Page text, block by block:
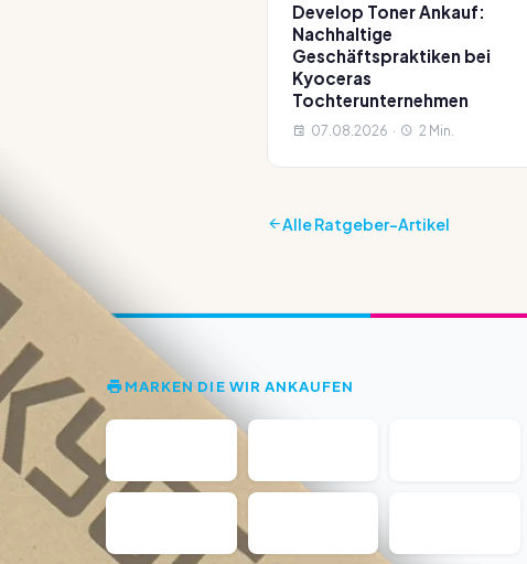
Develop Toner Ankauf:
Nachhaltige
Geschäftspraktiken bei
Kyoceras
Tochterunternehmen
07.08.2026 · 2 Min.
Alle Ratgeber-Artikel
MARKEN DIE WIR ANKAUFEN